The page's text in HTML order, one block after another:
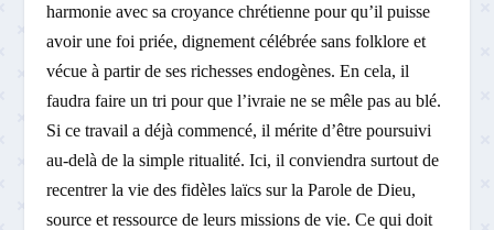
harmonie avec sa croyance chrétienne pour qu’il puisse
avoir une foi priée, dignement célébrée sans folklore et
vécue à partir de ses richesses endogènes. En cela, il
faudra faire un tri pour que l’ivraie ne se mêle pas au blé.
Si ce travail a déjà commencé, il mérite d’être poursuivi
au-delà de la simple ritualité. Ici, il conviendra surtout de
recentrer la vie des fidèles laïcs sur la Parole de Dieu,
source et ressource de leurs missions de vie. Ce qui doit